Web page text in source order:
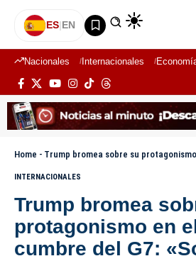
ES|EN
Nacionales Internacionales
Home - Trump bromea sobre su protagonismo en el final
INTERNACIONALES
Trump bromea
protagonismo en
cumbre del G7: